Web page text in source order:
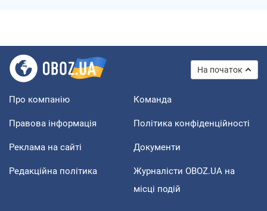
На початок
Про компанію Команда
Правова інформація Політика конфіденційності
Реклама на сайті Документи
Редакційна політика
Журналісти OBOZ.UA на
місці подій